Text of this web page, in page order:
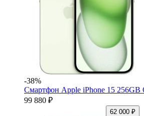
-38%
Смартфон Apple iPhone 15 256GB
99 880 ₽
62 000 ₽